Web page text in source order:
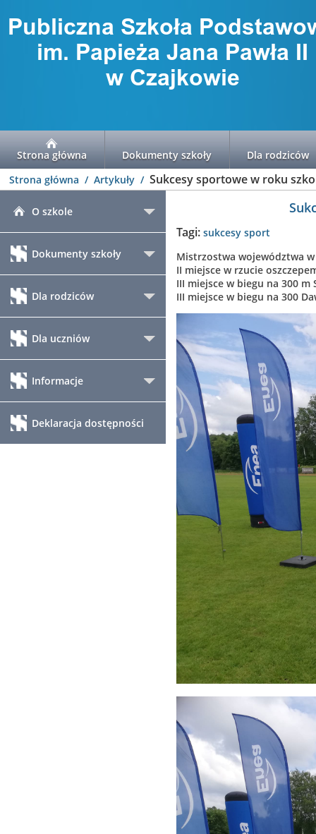
Strona główna Dokumenty szkoły
Dla rodziców
Strona główna
Artykuły Sukcesy sportowe w roku
O szkole
Dokumenty szkoły
Dla rodziców
Dla uczniów
Informacje
Deklaracja dostępności
Tagi: sukcesy sport
Mistrzostwa województwa
II miejsce w rzucie
III miejsce w biegu na 300 m
III miejsce w biegu na 300